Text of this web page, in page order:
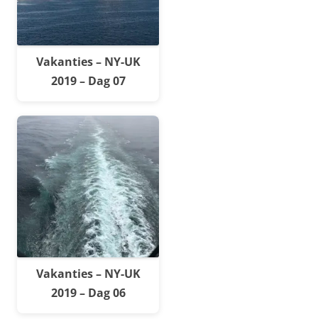
Vakanties – NY-UK
2019 – Dag 07
Vakanties – NY-UK
2019 – Dag 06